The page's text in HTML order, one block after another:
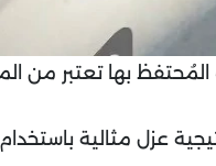
بها تعتبر من
عزل مثالية باستخدام